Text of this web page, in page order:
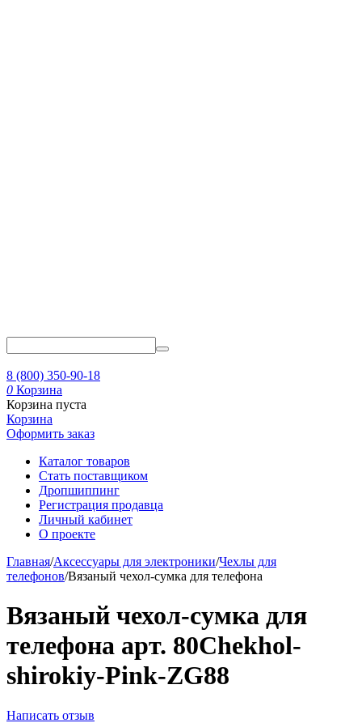
8 (800) 350-90-18
0 Корзина
Корзина пуста
Корзина
Оформить заказ
Каталог товаров
Стать поставщиком
Дропшиппинг
Регистрация продавца
Личный кабинет
О проекте
Главная/Аксессуары для электроники/Чехлы для
телефонов/Вязаный чехол-сумка для телефона
Вязаный чехол-сумка для
телефона арт. 80Chekhol-
shirokiy-Pink-ZG88
Написать отзыв